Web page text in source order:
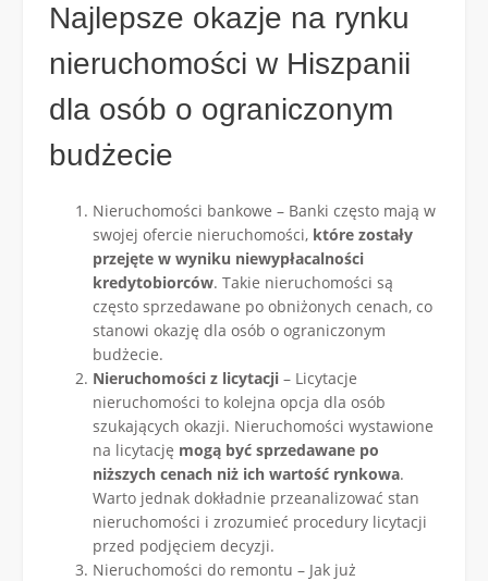
Najlepsze okazje na rynku
nieruchomości w Hiszpanii
dla osób o ograniczonym
budżecie
Nieruchomości bankowe – Banki często mają w
swojej ofercie nieruchomości, które zostały
przejęte w wyniku niewypłacalności
kredytobiorców. Takie nieruchomości są
często sprzedawane po obniżonych cenach, co
stanowi okazję dla osób o ograniczonym
budżecie.
Nieruchomości z licytacji – Licytacje
nieruchomości to kolejna opcja dla osób
szukających okazji. Nieruchomości wystawione
na licytację mogą być sprzedawane po
niższych cenach niż ich wartość rynkowa.
Warto jednak dokładnie przeanalizować stan
nieruchomości i zrozumieć procedury licytacji
przed podjęciem decyzji.
Nieruchomości do remontu – Jak już